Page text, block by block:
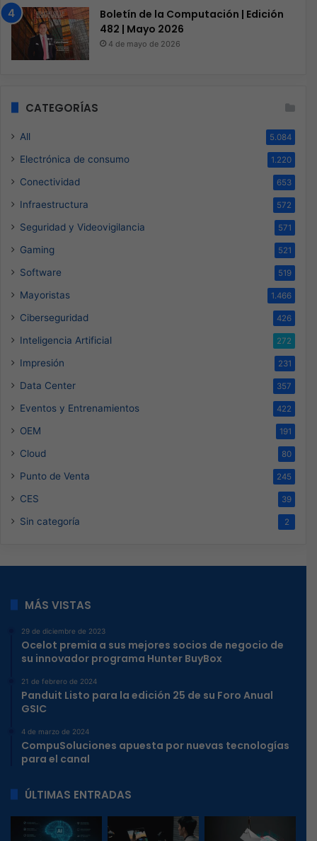
Boletín de la Computación | Edición
482 | Mayo 2026
4 de mayo de 2026
CATEGORÍAS
All 5.084
Electrónica de consumo 1.220
Conectividad 653
Infraestructura 572
Seguridad y Videovigilancia 571
Gaming 521
Software 519
Mayoristas 1.466
Ciberseguridad 426
Inteligencia Artificial 272
Impresión 231
Data Center 357
Eventos y Entrenamientos 422
OEM 191
Cloud 80
Punto de Venta 245
CES 39
Sin categoría 2
MÁS VISTAS
29 de diciembre de 2023
Ocelot premia a sus mejores socios de negocio de
su innovador programa Hunter BuyBox
21 de febrero de 2024
Panduit Listo para la edición 25 de su Foro Anual
GSIC
4 de marzo de 2024
CompuSoluciones apuesta por nuevas tecnologías
para el canal
ÚLTIMAS ENTRADAS